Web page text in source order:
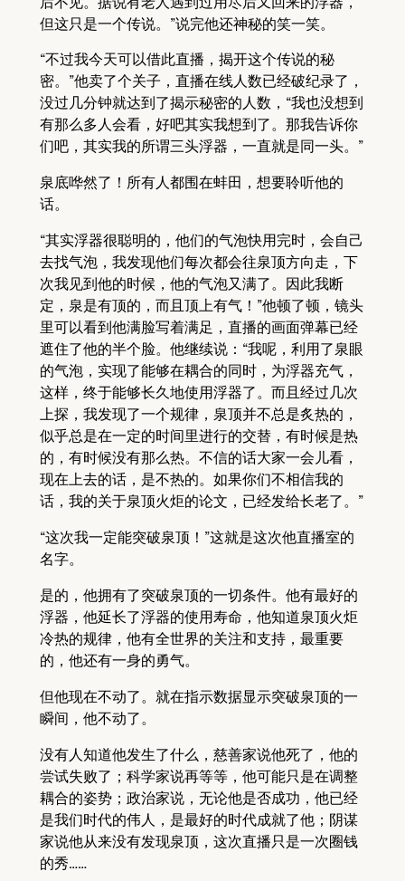
但这只是一个传说。”说完他还神秘的笑一笑。
“不过我今天可以借此直播，揭开这个传说的秘
密。”他卖了个关子，直播在线人数已经破纪录了，
没过几分钟就达到了揭示秘密的人数，“我也没想到
有那么多人会看，好吧其实我想到了。那我告诉你
们吧，其实我的所谓三头浮器，一直就是同一头。”
泉底哗然了！所有人都围在蚌田，想要聆听他的
话。
“其实浮器很聪明的，他们的气泡快用完时，会自己
去找气泡，我发现他们每次都会往泉顶方向走，下
次我见到他的时候，他的气泡又满了。因此我断
定，泉是有顶的，而且顶上有气！”他顿了顿，镜头
里可以看到他满脸写着满足，直播的画面弹幕已经
遮住了他的半个脸。他继续说：“我呢，利用了泉眼
的气泡，实现了能够在耦合的同时，为浮器充气，
这样，终于能够长久地使用浮器了。而且经过几次
上探，我发现了一个规律，泉顶并不总是炙热的，
似乎总是在一定的时间里进行的交替，有时候是热
的，有时候没有那么热。不信的话大家一会儿看，
现在上去的话，是不热的。如果你们不相信我的
话，我的关于泉顶火炬的论文，已经发给长老了。”
“这次我一定能突破泉顶！”这就是这次他直播室的
名字。
是的，他拥有了突破泉顶的一切条件。他有最好的
浮器，他延长了浮器的使用寿命，他知道泉顶火炬
冷热的规律，他有全世界的关注和支持，最重要
的，他还有一身的勇气。
但他现在不动了。就在指示数据显示突破泉顶的一
瞬间，他不动了。
没有人知道他发生了什么，慈善家说他死了，他的
尝试失败了；科学家说再等等，他可能只是在调整
耦合的姿势；政治家说，无论他是否成功，他已经
是我们时代的伟人，是最好的时代成就了他；阴谋
家说他从来没有发现泉顶，这次直播只是一次圈钱
的秀……